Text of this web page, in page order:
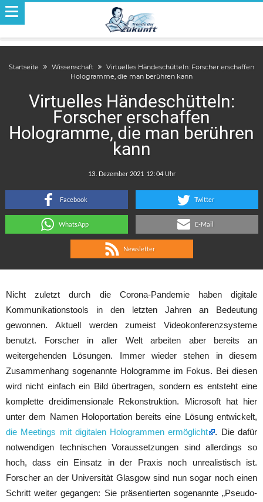
Startseite Wissenschaft
Virtuelles Händeschütteln: Forscher erschaffen
Hologramme, die man berühren kann
Virtuelles Händeschütteln:
Forscher erschaffen
Hologramme, die man berühren
kann
:
Facebook Twitter
WhatsApp E-Mail
Newsletter
Nicht zuletzt durch die Corona-Pandemie haben digitale
Kommunikationstools in den letzten Jahren an Bedeutung
gewonnen. Aktuell werden zumeist Videokonferenzsysteme
benutzt. Forscher in aller Welt arbeiten aber bereits an
weitergehenden Lösungen. Immer wieder stehen in diesem
Zusammenhang sogenannte Hologramme im Fokus. Bei diesen
wird nicht einfach ein Bild übertragen, sondern es entsteht eine
komplette dreidimensionale Rekonstruktion. Microsoft hat hier
unter dem Namen Holoportation bereits eine Lösung entwickelt,
die Meetings mit digitalen Hologrammen ermöglicht
. Die dafür
notwendigen technischen Voraussetzungen sind allerdings so
hoch, dass ein Einsatz in der Praxis noch unrealistisch ist.
Forscher an der Universität Glasgow sind nun sogar noch einen
Schritt weiter gegangen: Sie präsentierten sogenannte „Pseudo-